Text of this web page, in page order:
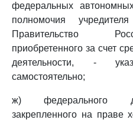
федеральных
полномочия
Правительство
приобретенного за счет
деятельности, -
самостоятельно;
ж) федерального
закрепленного на праве